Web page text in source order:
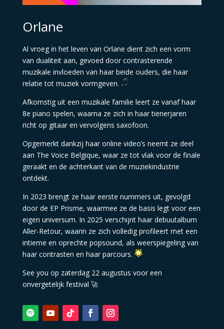
Orlane
Al vroeg in het leven van Orlane dient zich een vorm
van dualiteit aan, gevoed door contrasterende
muzikale invloeden van haar beide ouders, die haar
relatie tot muziek vormgeven.
Afkomstig uit een muzikale familie leert ze vanaf haar
8e piano spelen, waarna ze zich in haar tienerjaren
richt op gitaar en vervolgens saxofoon.
Opgemerkt dankzij haar online video’s neemt ze deel
aan The Voice Belgique, waar ze tot vlak voor de finale
geraakt en de achterkant van de muziekindustrie
ontdekt.
In 2023 brengt ze haar eerste nummers uit, gevolgd
door de EP Prisme, waarmee ze de basis legt voor een
eigen universum. In 2025 verschijnt haar debuutalbum
Aller-Retour, waarin ze zich volledig profileert met een
intieme en oprechte popsound, als weerspiegeling van
haar contrasten en haar parcours.
See you op zaterdag 22 augustus voor een
onvergetelijk festival 🚀